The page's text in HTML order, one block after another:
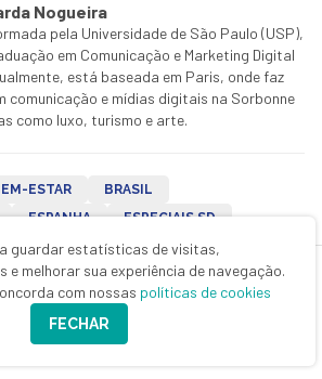
Nogueira
pela Universidade de São Paulo (USP),
em Comunicação e Marketing Digital
está baseada em Paris, onde faz
comunicação e mídias digitais na Sorbonne
como luxo, turismo e arte.
ESTAR
BRASIL
ESPANHA
ESPECIAIS SD
FRANÇA HOTÉIS
guardar estatísticas de visitas,
e melhorar sua experiência de navegação.
com nossas políticas de cookies
FECHAR